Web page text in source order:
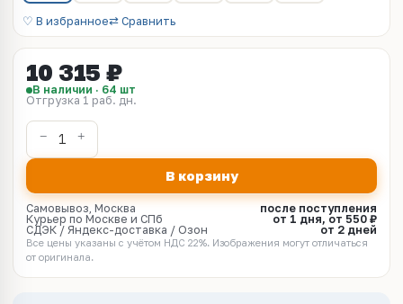
♡ В избранное⇄ Сравнить
10 315 ₽
В наличии · 64 шт
Отгрузка 1 раб. дн.
В корзину
Самовывоз, Москва
после поступления
Курьер по Москве и СПб
от 1 дня, от 550 ₽
СДЭК / Яндекс-доставка / Озон
от 2 дней
Все цены указаны с учётом НДС 22%. Изображения могут отличаться
от оригинала.